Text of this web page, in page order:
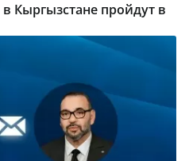
Кыргызстане пройдут в